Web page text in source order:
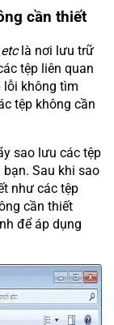
cần thiết
là nơi lưu trữ
tệp liên quan
lỗi không tìm
tệp không cần
sao lưu các tệp
Sau khi sao
như các tệp
cần thiết
để áp dụng